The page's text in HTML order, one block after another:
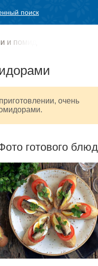
поиск
и помид
очень
готового